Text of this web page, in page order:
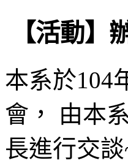
【活動】
本系於104
會， 由本
長進行交